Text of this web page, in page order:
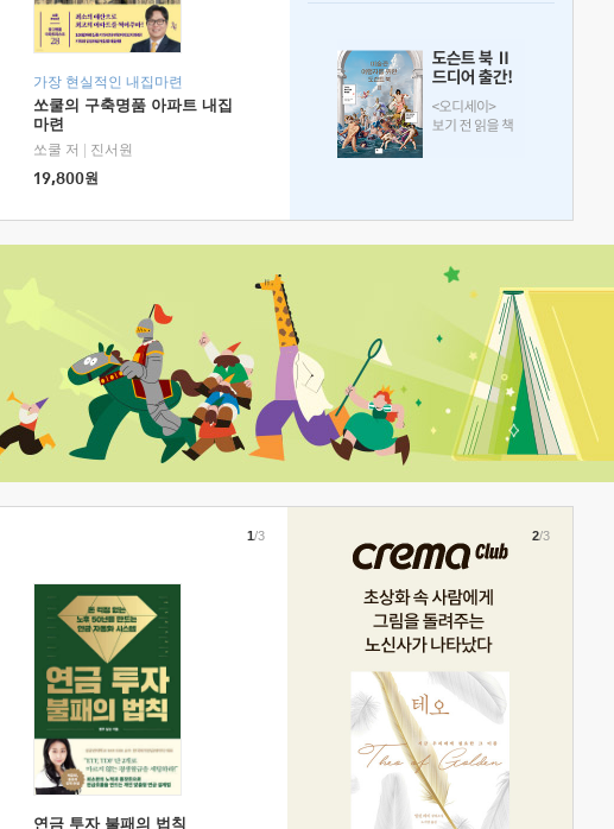
가장 현실적인 내집마련
쏘쿨의 구축명품 아파트 내집
마련
쏘쿨 저
진서원
19,800원
연금 투자 불패의 법칙
1/3 2/3